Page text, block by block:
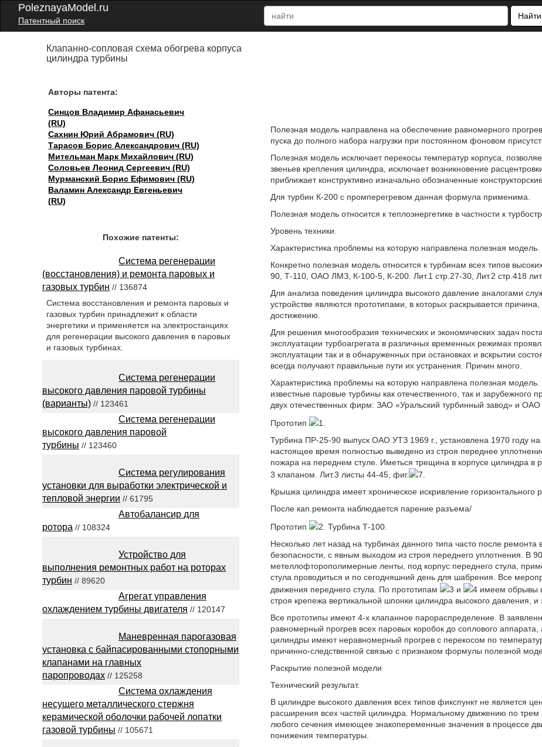
PoleznayaModel.ru
Патентный поиск
Найти
Клапанно-сопловая схема обогрева корпуса
цилиндра турбины
Авторы патента:
Синцов Владимир Афанасьевич
(RU)
Сахнин Юрий Абрамович (RU)
Тарасов Борис Александрович (RU)
Мительман Марк Михайлович (RU)
Соловьев Леонид Сергеевич (RU)
Мурманский Борис Ефимович (RU)
Валамин Александр Евгеньевич
(RU)
Полезная модель направлена на обеспечение равномерного
пуска до полного набора нагрузки при постоянном фоновом
Полезная модель исключает перекосы температур корпуса,
звеньев крепления цилиндра, исключает возникновение
приближает конструктивно изначально обозначенные
Для турбин К-200 с промперегревом данная формула применима.
Полезная модель относится к теплоэнергетике в частности к
Уровень техники.
Характеристика проблемы на которую направлена полезная модель.
Конкретно полезная модель относится к турбинам всех типов
90, Т-110, ОАО ЛМЗ, К-100-5, К-200. Лит.1 стр.27-30, Лит.2 стр.418
Для анализа поведения цилиндра высокого давление аналогами
устройстве являются прототипами, в которых раскрывается
достижению.
Для решения многообразия технических и экономических задач
эксплуатации турбоагрегата в различных временных режимах
эксплуатации так и в обнаруженных при остановках и вскрытии
всегда получают правильные пути их устранения. Причин много.
Характеристика проблемы на которую направлена полезная
известные паровые турбины как отечественного, так и зарубежного
двух отечественных фирм: ЗАО «Уральский турбинный завод» и ОАО
Прототип
1.
Турбина ПР-25-90 выпуск ОАО УТЗ 1969 г., установлена 1970 году
настоящее время полностью выведено из строя переднее
пожара на переднем стуле. Иметься трещина в корпусе цилиндра в
3 клапаном. Лит.3 листы 44-45, фиг.
7.
Крышка цилиндра имеет хроническое искривление горизонтального
После кап.ремонта наблюдается парение разъема/
Прототип
2. Турбина Т-100.
Несколько лет назад на турбинах данного типа часто после
безопасности, с явным выходом из строя переднего уплотнения. В
метеллофторополимерные ленты, под корпус переднего стула,
стула проводиться и по сегодняшний день для шабрения. Все
движения переднего стула. По прототипам
3 и
4 имеем обрывы
строя крепежа вертикальной шпонки цилиндра высокого давления, и
Все прототипы имеют 4-х клапанное парораспределение. В
равномерный прогрев всех паровых коробок до соплового
цилиндры имеют неравномерный прогрев с перекосом по
причинно-следственной связью с признаком формулы полезной
Раскрытие полезной модели
Технический результат.
В цилиндре высокого давления всех типов фикспункт не является
расширения всех частей цилиндра. Нормальному движению по
любого сечения имеющее знакопеременные значения в процессе
понижения температуры.
Похожие патенты:
Система регенерации
(восстановления) и ремонта паровых и
газовых турбин // 136874
Система восстановления и ремонта паровых и
газовых турбин принадлежит к области
энергетики и применяется на электростанциях
для регенерации высокого давления в паровых
и газовых турбинах.
Система регенерации
высокого давления паровой турбины
(варианты) // 123461
Система регенерации
высокого давления паровой
турбины // 123460
Система регулирования
установки для выработки электрической и
тепловой энергии // 61795
Автобалансир для
ротора // 108324
Устройство для
выполнения ремонтных работ на роторах
турбин // 89620
Агрегат управления
охлаждением турбины двигателя // 120147
Маневренная парогазовая
установка с байпасированными стопорными
клапанами на главных
паропроводах // 125258
Система охлаждения
несущего металлического стержня
керамической оболочки рабочей лопатки
газовой турбины // 105671